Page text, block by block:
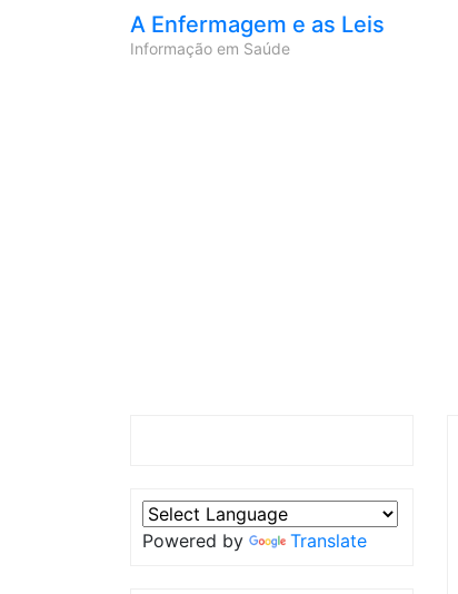
A Enfermagem e as Leis
Informação em Saúde
Powered by Translate